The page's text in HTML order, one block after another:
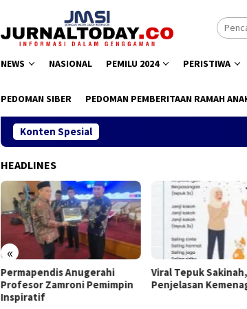
NEWS NASIONAL PEMILU 2024 PERISTIWA
PEDOMAN SIBER PEDOMAN PEMBERITAAN RAMAH
Konten Spesial
HEADLINES
«
Permapendis Anugerahi
Profesor Zamroni Pemimpin
Inspiratif
Viral Tepuk
Penjelasan